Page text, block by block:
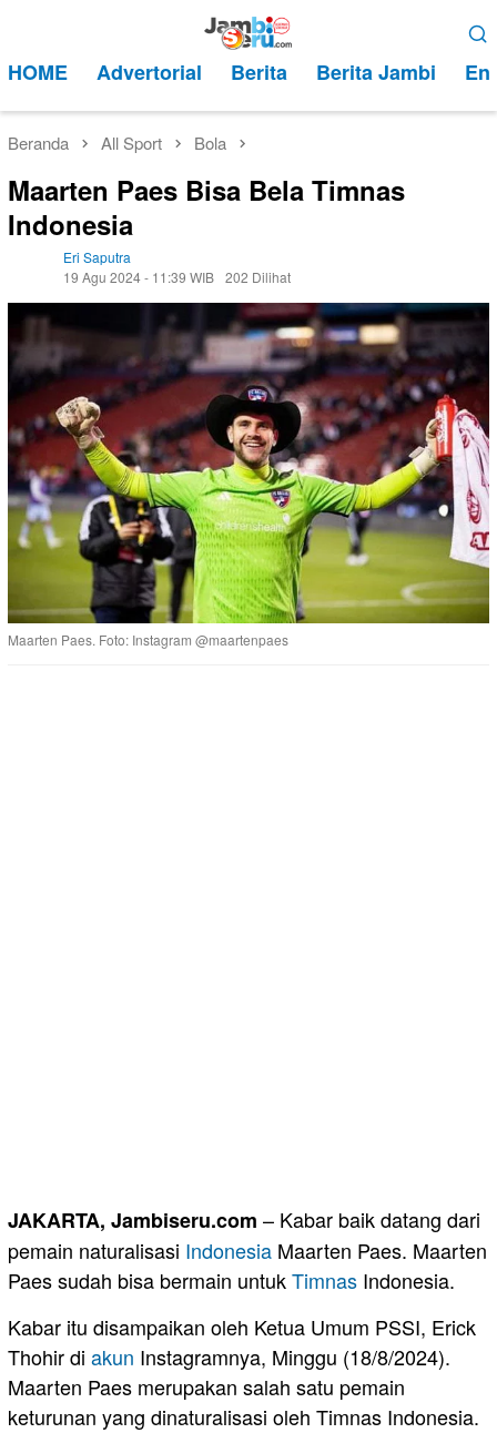
kontenMobile
HOME Advertorial Berita Berita Jambi
Beranda All Sport Bola
Maarten Paes Bisa Bela Timnas
Indonesia
Eri Saputra
19 Agu 2024 - 11:39 WIB 202 Dilihat
Maarten Paes. Foto: Instagram @maartenpaes
JAKARTA, Jambiseru.com – Kabar baik datang dari
pemain naturalisasi Indonesia Maarten Paes. Maarten
Paes sudah bisa bermain untukTimnas Indonesia.
Kabar itu disampaikan oleh Ketua Umum PSSI, Erick
Thohir di akun Instagramnya, Minggu (18/8/2024).
Maarten Paes merupakan salah satu pemain
keturunan yang dinaturalisasi oleh Timnas Indonesia.